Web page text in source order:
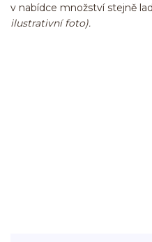
v nabídce množství stejně
ilustrativní foto).